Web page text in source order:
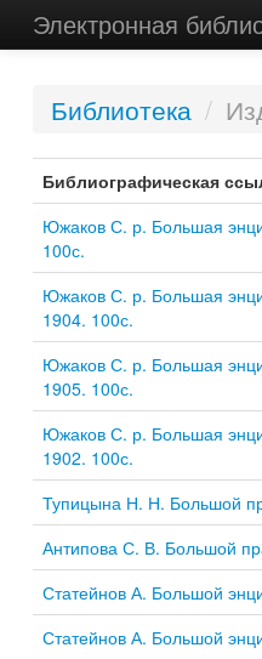
Электронная
Библиотека /
Библиографическая
Южаков С. р. Большая
100с.
Южаков С. р. Большая
1904. 100с.
Южаков С. р. Большая
1905. 100с.
Южаков С. р. Большая
1902. 100с.
Тупицына Н. Н. Большой
Антипова С. В. Большой
Статейнов А. Большой
Статейнов А. Большой